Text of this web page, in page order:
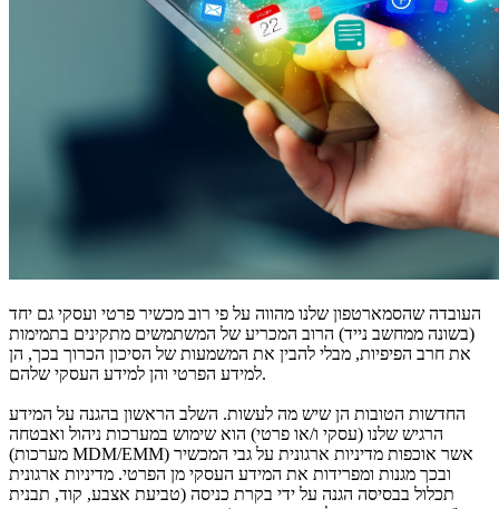
העובדה שהסמארטפון שלנו מהווה על פי רוב מכשיר פרטי ועסקי גם יחד
(בשונה ממחשב נייד) הרוב המכריע של המשתמשים מתקינים בתמימות
את חרב הפיפיות, מבלי להבין את המשמעות של הסיכון הכרוך בכך, הן
למידע הפרטי והן למידע העסקי שלהם.
החדשות הטובות הן שיש מה לעשות. השלב הראשון בהגנה על המידע
הרגיש שלנו (עסקי ו/או פרטי) הוא שימוש במערכות ניהול ואבטחה
(מערכות MDM/EMM) אשר אוכפות מדיניות ארגונית על גבי המכשיר
ובכך מגנות ומפרידות את המידע העסקי מן הפרטי. מדיניות ארגונית
תכלול בבסיסה הגנה על ידי בקרת כניסה (טביעת אצבע, קוד, תבנית